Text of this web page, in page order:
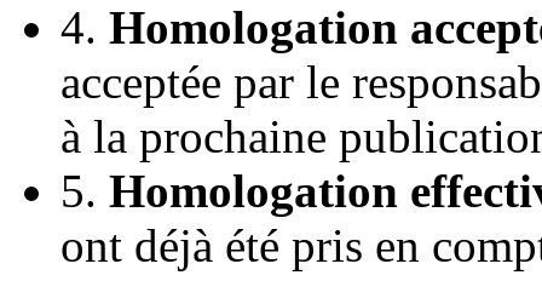
4. Homologation
acceptée par le
à la prochaine
5. Homologation
ont déjà été pris en